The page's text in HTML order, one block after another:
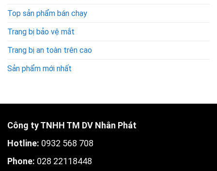
Top sản phẩm bán chạy
Trang bị bảo vệ mắt
Trang bị an toàn trên cao
Sản phẩm mới nhất
Công ty TNHH TM DV Nhân Phát
Hotline: 0932 568 708
Phone: 028 22118448